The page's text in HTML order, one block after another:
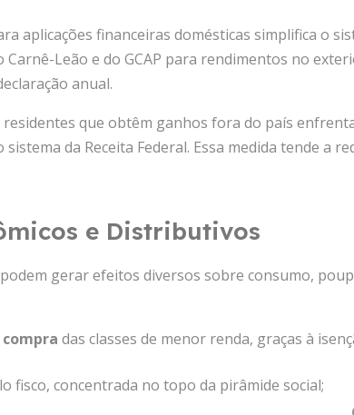
aplicações financeiras domésticas simplifica o
Carnê-Leão e do GCAP para rendimentos no
anual.
que obtêm ganhos fora do país
da Receita Federal. Essa medida tende a
e Distributivos
gerar efeitos diversos sobre consumo,
das classes de menor renda, graças à
fisco, concentrada no topo da pirâmide social;